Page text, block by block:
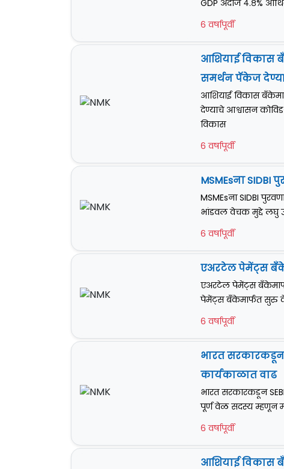
GDP अंदाज ४.८%
6 वर्षापूर्वी
आशियाई विकास
समर्थन पॅकेज
आशियाई विकास
देण्याचे आश्वासन
विकास
6 वर्षापूर्वी
MSMEsना
MSMEsना SIDBI
भांडवल वेचक मुद्दे लघु
6 वर्षापूर्वी
एअरटेल पेमेंट्स
एअरटेल पेमेंट्स
पेमेंट्स बँकेमार्फत सुरु
6 वर्षापूर्वी
भारत सरकारकडून
कार्यकाळात वाढ
भारत सरकारकडून
पूर्ण वेळ सदस्य म्हणून
6 वर्षापूर्वी
आशियाई विकास